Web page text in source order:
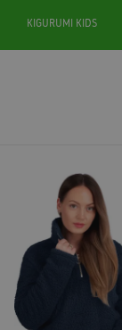
KIGURUMI KIDS